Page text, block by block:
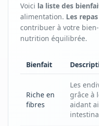
Voici la liste des
alimentation. Les
contribuer à votre
nutrition équilibrée.
Bienfait
Riche en
fibres
Les
grâce à
aidant